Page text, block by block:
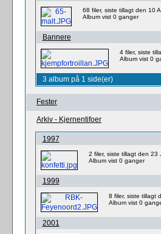
68 filer, siste tillagt den 10
Album vist 0 ganger
Bannere
4 filer, siste
Album vist 0
3 album på 1 side(er)
Fester
Arkiv - Kjernentifoer
1997
2 filer, siste tillagt den 23
Album vist 0 ganger
1999
8 filer, siste tillagt
Album vist 0
2001